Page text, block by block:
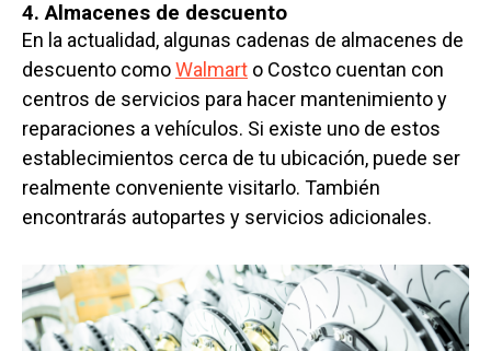
4. Almacenes de descuento
En la actualidad, algunas cadenas de almacenes de
descuento comoWalmart o Costco cuentan con
centros de servicios para hacer mantenimiento y
reparaciones a vehículos. Si existe uno de estos
establecimientos cerca de tu ubicación, puede ser
realmente conveniente visitarlo. También
encontrarás autopartes y servicios adicionales.